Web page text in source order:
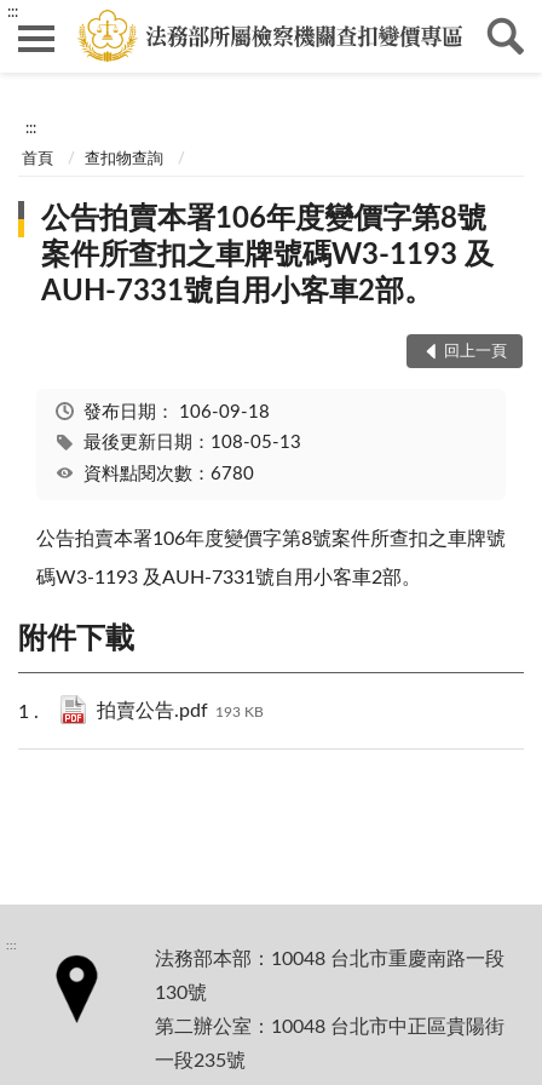
:::
:::
首頁 查扣物查詢
公告拍賣本署106年度變價字第8號
案件所查扣之車牌號碼W3-1193 及
AUH-7331號自用小客車2部。
回上一頁
發布日期： 106-09-18
最後更新日期：108-05-13
資料點閱次數：6780
公告拍賣本署106年度變價字第8號案件所查扣之車牌號
碼W3-1193 及AUH-7331號自用小客車2部。
附件下載
拍賣公告.pdf 193 KB
:::
法務部本部：10048 台北市重慶南路一段
130號
第二辦公室：10048 台北市中正區貴陽街
一段235號